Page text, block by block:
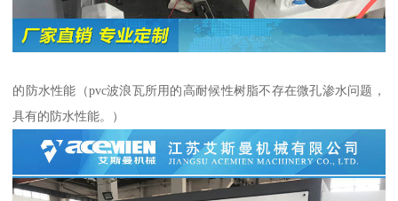
的防水性能（pvc波浪瓦所用的高耐候性树脂不存在微孔渗水问题，
具有的防水性能。）